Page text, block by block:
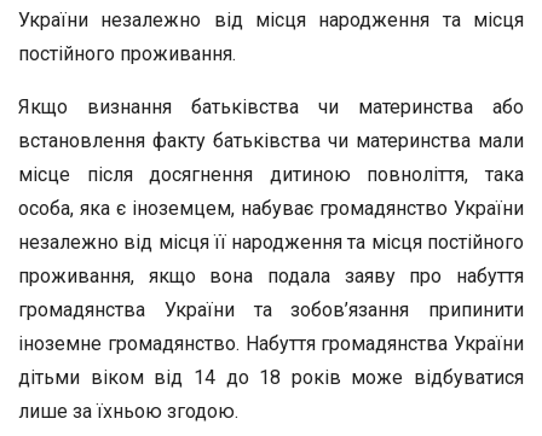
України незалежно від місця народження та місця
постійного проживання.
Якщо визнання батьківства чи материнства або
встановлення факту батьківства чи материнства мали
місце після досягнення дитиною повноліття, така
особа, яка є іноземцем, набуває громадянство України
незалежно від місця її народження та місця постійного
проживання, якщо вона подала заяву про набуття
громадянства України та зобов’язання припинити
іноземне громадянство. Набуття громадянства України
дітьми віком від 14 до 18 років може відбуватися
лише за їхньою згодою.